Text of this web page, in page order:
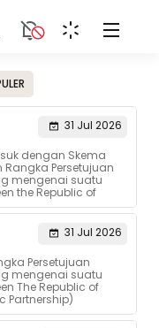
31 Jul 2026
dengan Skema
Rangka Persetujuan
mengenai suatu
the Republic of
31 Jul 2026
Persetujuan
mengenai suatu
The Republic of
Partnership)